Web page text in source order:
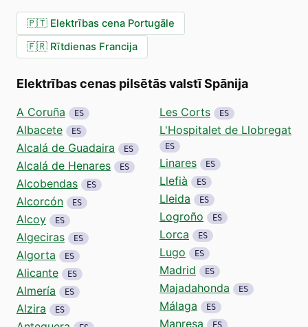
🇵🇹 Elektrības cena Portugāle
🇫🇷 Rītdienas Francija
Elektrības cenas pilsētās valstī Spānija
A Coruña ES
Albacete ES
Alcalá de Guadaira ES
Alcalá de Henares ES
Alcobendas ES
Alcorcón ES
Alcoy ES
Algeciras ES
Algorta ES
Alicante ES
Almería ES
Alzira ES
Les Corts ES
L'Hospitalet de Llobregat
ES
Linares ES
Llefià ES
Lleida ES
Logroño ES
Lorca ES
Lugo ES
Madrid ES
Majadahonda ES
Málaga ES
Manresa ES